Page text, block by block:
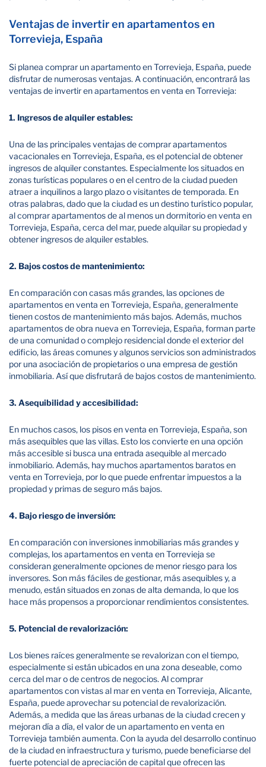
Ventajas de invertir en apartamentos en
Torrevieja, España
Si planea comprar un apartamento en Torrevieja, España, puede
disfrutar de numerosas ventajas. A continuación, encontrará las
ventajas de invertir en apartamentos en venta en Torrevieja:
1. Ingresos de alquiler estables:
Una de las principales ventajas de comprar apartamentos
vacacionales en Torrevieja, España, es el potencial de obtener
ingresos de alquiler constantes. Especialmente los situados en
zonas turísticas populares o en el centro de la ciudad pueden
atraer a inquilinos a largo plazo o visitantes de temporada. En
otras palabras, dado que la ciudad es un destino turístico popular,
al comprar apartamentos de al menos un dormitorio en venta en
Torrevieja, España, cerca del mar, puede alquilar su propiedad y
obtener ingresos de alquiler estables.
2. Bajos costos de mantenimiento:
En comparación con casas más grandes, las opciones de
apartamentos en venta en Torrevieja, España, generalmente
tienen costos de mantenimiento más bajos. Además, muchos
apartamentos de obra nueva en Torrevieja, España, forman parte
de una comunidad o complejo residencial donde el exterior del
edificio, las áreas comunes y algunos servicios son administrados
por una asociación de propietarios o una empresa de gestión
inmobiliaria. Así que disfrutará de bajos costos de mantenimiento.
3. Asequibilidad y accesibilidad:
En muchos casos, los pisos en venta en Torrevieja, España, son
más asequibles que las villas. Esto los convierte en una opción
más accesible si busca una entrada asequible al mercado
inmobiliario. Además, hay muchos apartamentos baratos en
venta en Torrevieja, por lo que puede enfrentar impuestos a la
propiedad y primas de seguro más bajos.
4. Bajo riesgo de inversión:
En comparación con inversiones inmobiliarias más grandes y
complejas, los apartamentos en venta en Torrevieja se
consideran generalmente opciones de menor riesgo para los
inversores. Son más fáciles de gestionar, más asequibles y, a
menudo, están situados en zonas de alta demanda, lo que los
hace más propensos a proporcionar rendimientos consistentes.
5. Potencial de revalorización:
Los bienes raíces generalmente se revalorizan con el tiempo,
especialmente si están ubicados en una zona deseable, como
cerca del mar o de centros de negocios. Al comprar
apartamentos con vistas al mar en venta en Torrevieja, Alicante,
España, puede aprovechar su potencial de revalorización.
Además, a medida que las áreas urbanas de la ciudad crecen y
mejoran día a día, el valor de un apartamento en venta en
Torrevieja también aumenta. Con la ayuda del desarrollo continuo
de la ciudad en infraestructura y turismo, puede beneficiarse del
fuerte potencial de apreciación de capital que ofrecen las